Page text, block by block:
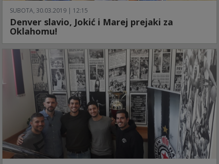
SUBOTA, 30.03.2019 | 12:15
Denver slavio, Jokić i Marej prejaki za
Oklahomu!